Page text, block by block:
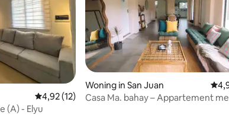
5, 96 recensies
Gemiddelde beoordeling van 4,92 uit 5, 12
4,92 (12)
(A) - Elyu
Woning in San Juan
Casa Ma. bahay – Appartement